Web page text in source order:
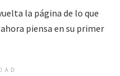
la página de lo que
piensa en su primer